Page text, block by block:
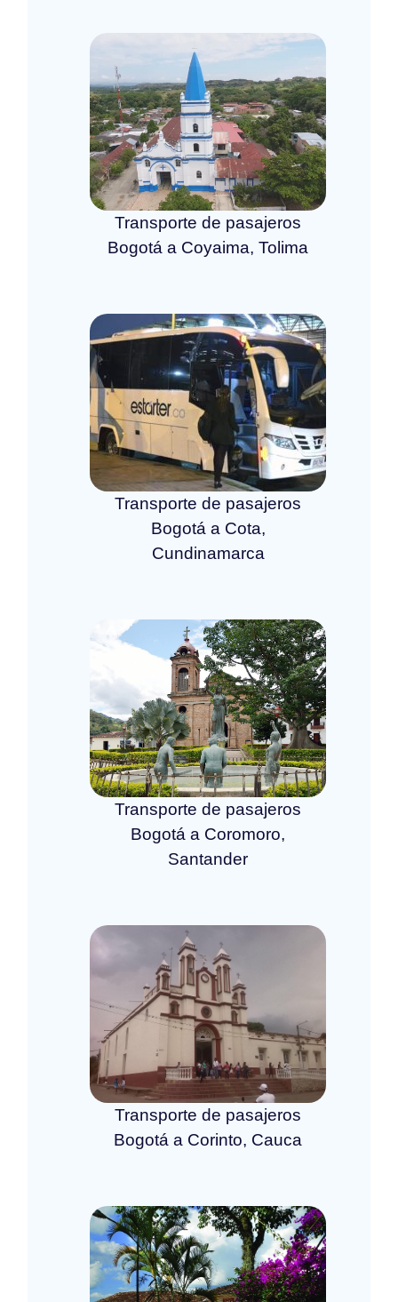
Transporte de pasajeros
Bogotá a Coyaima, Tolima
Transporte de pasajeros
Bogotá a Cota,
Cundinamarca
Transporte de pasajeros
Bogotá a Coromoro,
Santander
Transporte de pasajeros
Bogotá a Corinto, Cauca